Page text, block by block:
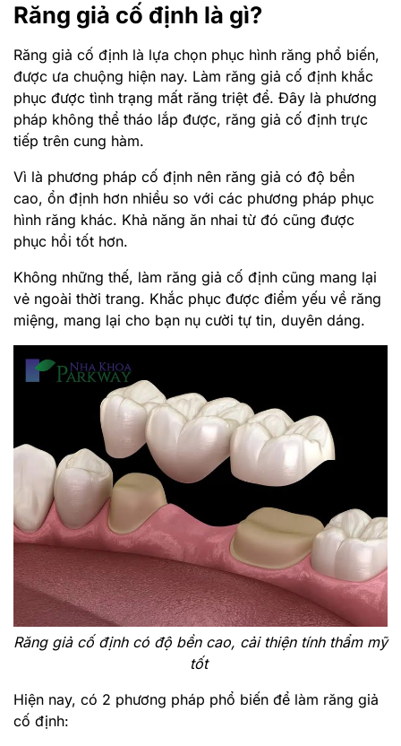
Răng giả cố định là gì?
Răng giả cố định là lựa chọn phục hình răng phổ biến,
được ưa chuộng hiện nay. Làm răng giả cố định khắc
phục được tình trạng mất răng triệt để. Đây là phương
pháp không thể tháo lắp được, răng giả cố định trực
tiếp trên cung hàm.
Vì là phương pháp cố định nên răng giả có độ bền
cao, ổn định hơn nhiều so với các phương pháp phục
hình răng khác. Khả năng ăn nhai từ đó cũng được
phục hồi tốt hơn.
Không những thế, làm răng giả cố định cũng mang lại
vẻ ngoài thời trang. Khắc phục được điểm yếu về răng
miệng, mang lại cho bạn nụ cười tự tin, duyên dáng.
Răng giả cố định có độ bền cao, cải thiện tính thẩm mỹ
tốt
Hiện nay, có 2 phương pháp phổ biến để làm răng giả
cố định: